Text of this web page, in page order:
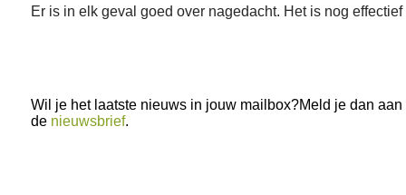
Er is in elk geval goed over nagedacht. Het is nog effectief
Wil je het laatste nieuws in jouw mailbox?Meld je dan aan
de nieuwsbrief.